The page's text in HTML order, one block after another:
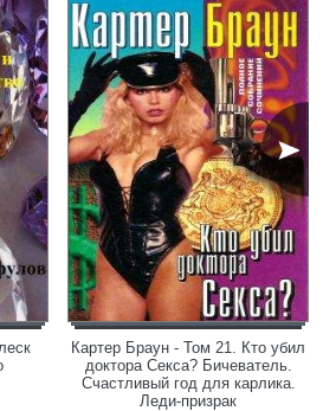
Картер Браун - Том 21. Кто убил
доктора Секса? Бичеватель.
Счастливый год для карлика.
Леди-призрак